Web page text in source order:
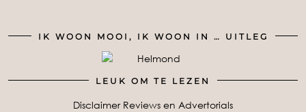
IK WOON MOOI, IK WOON IN … UITLEG
LEUK OM TE LEZEN
Disclaimer Reviews en Advertorials